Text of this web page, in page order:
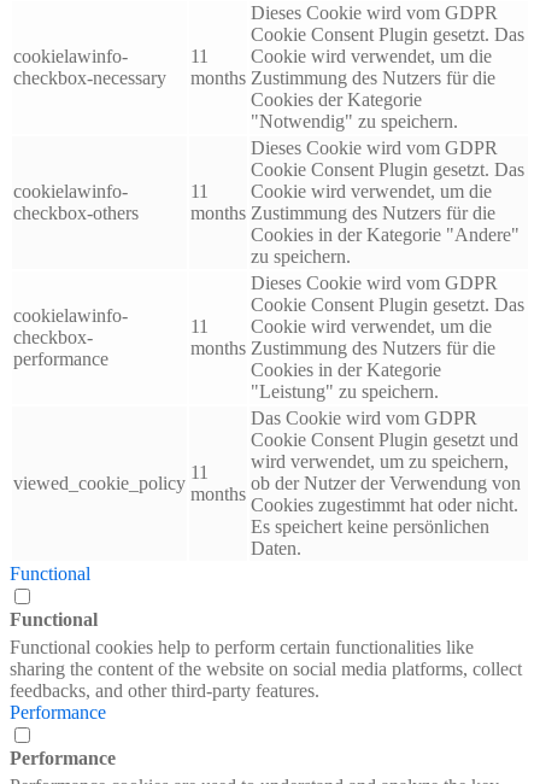
cookielawinfo-
checkbox-necessary
11
months
Dieses Cookie wird vom GDPR
Cookie Consent Plugin gesetzt. Das
Cookie wird verwendet, um die
Zustimmung des Nutzers für die
Cookies der Kategorie
"Notwendig" zu speichern.
cookielawinfo-
checkbox-others
11
months
Dieses Cookie wird vom GDPR
Cookie Consent Plugin gesetzt. Das
Cookie wird verwendet, um die
Zustimmung des Nutzers für die
Cookies in der Kategorie "Andere"
zu speichern.
cookielawinfo-
checkbox-
performance
11
months
Dieses Cookie wird vom GDPR
Cookie Consent Plugin gesetzt. Das
Cookie wird verwendet, um die
Zustimmung des Nutzers für die
Cookies in der Kategorie
"Leistung" zu speichern.
viewed_cookie_policy
11
months
Das Cookie wird vom GDPR
Cookie Consent Plugin gesetzt und
wird verwendet, um zu speichern,
ob der Nutzer der Verwendung von
Cookies zugestimmt hat oder nicht.
Es speichert keine persönlichen
Daten.
Functional
Functional
Functional cookies help to perform certain functionalities like
sharing the content of the website on social media platforms, collect
feedbacks, and other third-party features.
Performance
Performance